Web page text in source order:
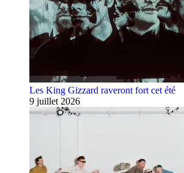
Les King Gizzard raveront fort cet été
9 juillet 2026